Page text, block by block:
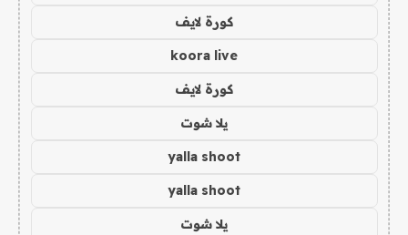
كورة لايف
koora live
كورة لايف
يلا شوت
yalla shoot
yalla shoot
يلا شوت